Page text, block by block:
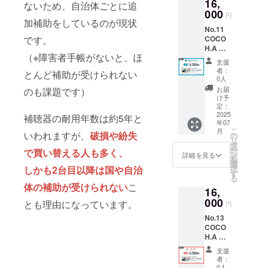
ないため、自治体ごとに追
加補助をしているのが現状
です。
（※障害者手帳がないと、ほ
とんど補助が受けられない
のも課題です）
補聴器の耐用年数は約5年と
いわれますが、 破損や紛失
で買い替える人も多く、
しかも2台目以降は国や自治
体の補助が受けられないこ
とも理由になっています。
のみご
利用い
ただけ
ます。
加盟店
情報は
こちら
をご覧
くださ
い。
https://
cocohaj
p.com/li
用方法
につい
ては、
サンク
スメー
ルにて
詳細を
お送り
しま
す。
【注意
事項】
・申込
状況や
予約数
によ
り、製
場合が
ありま
各店舗
が開催
してい
るキャ
ンペー
援の使
い道】
・人工
内耳を
使って
いる子
ども向
け専用
カバー
の開発
費とし
て活用
させて
いただ
きま
す。
5,19~21
ターン
内容は
同じに
なりま
す。
16,
000 円
No.11
COCO
H.A 製
作券
函館
CANAI
LL 【リ
ターン
詳細】
COCO
H.A 製
作券
片耳/ワ
ンカ
ラー/
ン片耳
付き
(20,000
円相当)
※初回
のみ・
有効期
間1年
支援
者：
0人
お届
け予
定：
2025
年07
月
詳細を見る
こ
の
リ
タ
ー
ン
を
選
択
す
る
16,
000 円
No.13
COCO
H.A 製
作券
大阪
IRIS
支援
者：